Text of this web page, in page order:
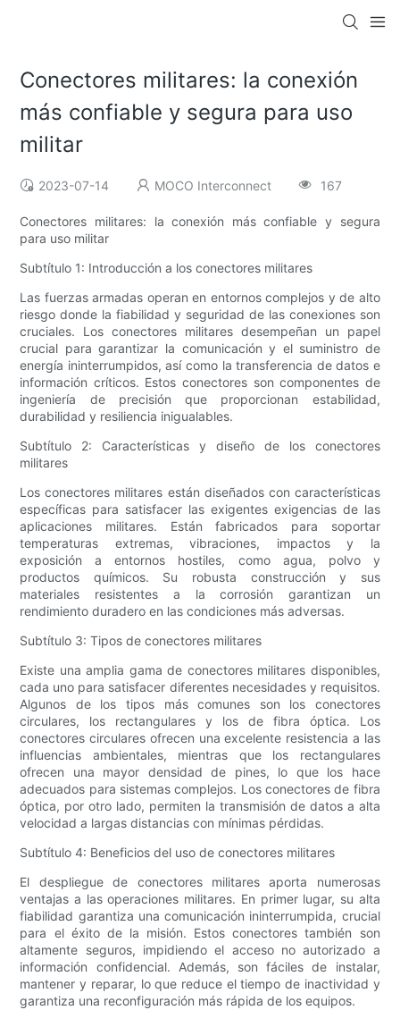
Conectores militares: la conexión
más confiable y segura para uso
militar
2023-07-14 MOCO Interconnect 167
Conectores militares: la conexión más confiable y segura
para uso militar
Subtítulo 1: Introducción a los conectores militares
Las fuerzas armadas operan en entornos complejos y de alto
riesgo donde la fiabilidad y seguridad de las conexiones son
cruciales. Los conectores militares desempeñan un papel
crucial para garantizar la comunicación y el suministro de
energía ininterrumpidos, así como la transferencia de datos e
información críticos. Estos conectores son componentes de
ingeniería de precisión que proporcionan estabilidad,
durabilidad y resiliencia inigualables.
Subtítulo 2: Características y diseño de los conectores
militares
Los conectores militares están diseñados con características
específicas para satisfacer las exigentes exigencias de las
aplicaciones militares. Están fabricados para soportar
temperaturas extremas, vibraciones, impactos y la
exposición a entornos hostiles, como agua, polvo y
productos químicos. Su robusta construcción y sus
materiales resistentes a la corrosión garantizan un
rendimiento duradero en las condiciones más adversas.
Subtítulo 3: Tipos de conectores militares
Existe una amplia gama de conectores militares disponibles,
cada uno para satisfacer diferentes necesidades y requisitos.
Algunos de los tipos más comunes son los conectores
circulares, los rectangulares y los de fibra óptica. Los
conectores circulares ofrecen una excelente resistencia a las
influencias ambientales, mientras que los rectangulares
ofrecen una mayor densidad de pines, lo que los hace
adecuados para sistemas complejos. Los conectores de fibra
óptica, por otro lado, permiten la transmisión de datos a alta
velocidad a largas distancias con mínimas pérdidas.
Subtítulo 4: Beneficios del uso de conectores militares
El despliegue de conectores militares aporta numerosas
ventajas a las operaciones militares. En primer lugar, su alta
fiabilidad garantiza una comunicación ininterrumpida, crucial
para el éxito de la misión. Estos conectores también son
altamente seguros, impidiendo el acceso no autorizado a
información confidencial. Además, son fáciles de instalar,
mantener y reparar, lo que reduce el tiempo de inactividad y
garantiza una reconfiguración más rápida de los equipos.